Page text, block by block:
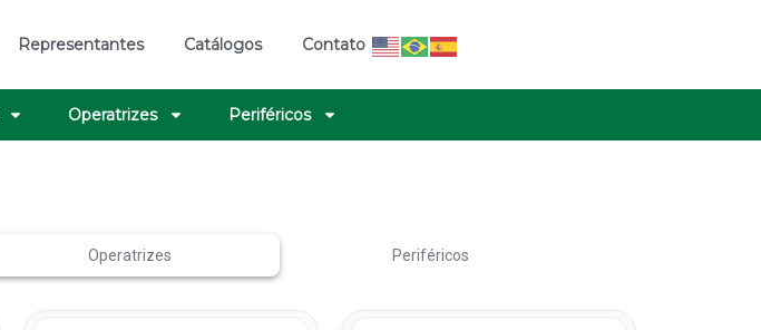
Representantes Catálogos Contato
Operatrizes Periféricos
Operatrizes Periféricos